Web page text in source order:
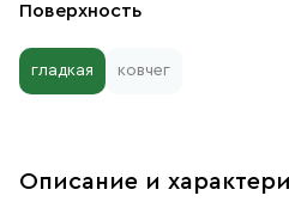
Поверхность
гладкая ковчег
Описание и